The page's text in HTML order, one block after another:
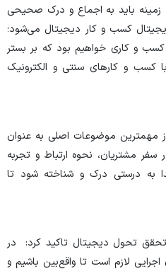
زمینه باید به اجماع و درک صحیحی
کسب و کار دیجیتال می‌شود؛
و کاری خواهیم بود که بر بستر
کسب و کارهای سنتی و الکترونیک
مهمترین موضوعات اصلی به عنوان
مشتریان، نحوه ارتباط و تجربه
به درستی درک و شناخته شود تا
تحول دیجیتال تاکید کرد: در
لازم است تا واقع‌بین باشیم و